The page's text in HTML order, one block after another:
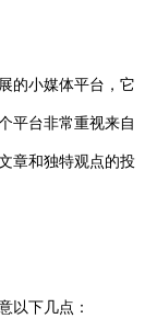
的小媒体平台，它
平台非常重视来自
章和独特观点的投
以下几点：